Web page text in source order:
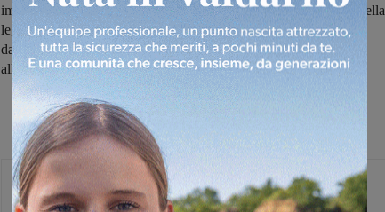
importante suscitare nelle generazioni future un profondo senso della
legalità attraverso percorsi di partecipazione attiva. Sono quindi
davvero contenta di aver trovato nel Questore Nanei un prezioso
alleato”.
Monica Campani